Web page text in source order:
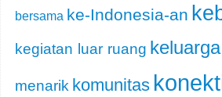
bersama ke-Indonesia-an
kegiatan luar ruang keluarga
menarik komunitas